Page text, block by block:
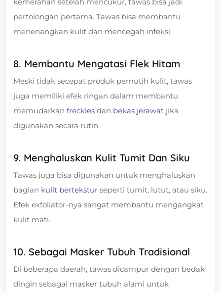
pertolongan pertama. Tawas bisa membantu
menenangkan kulit dan mencegah infeksi.
8. Membantu Mengatasi Flek Hitam
Meski tidak secepat produk pemutih kulit, tawas
juga memiliki efek ringan dalam membantu
memudarkan freckles dan bekas jerawat jika
digunakan secara rutin.
9. Menghaluskan Kulit Tumit Dan Siku
Tawas juga bisa digunakan untuk menghaluskan
bagian kulit bertekstur seperti tumit, lutut, atau siku.
Efek exfoliator-nya sangat membantu mengangkat
kulit mati.
10. Sebagai Masker Tubuh Tradisional
Di beberapa daerah, tawas dicampur dengan bedak
dingin sebagai masker tubuh alami untuk